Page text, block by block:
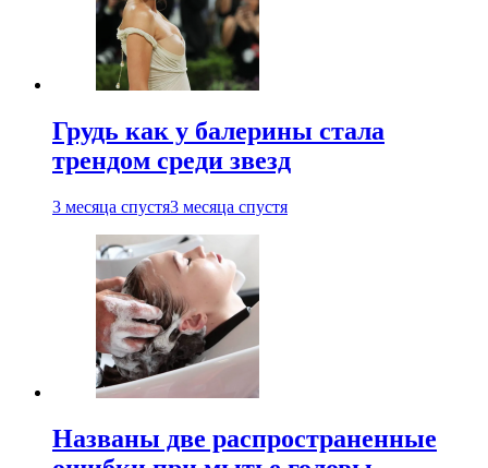
Грудь как у балерины стала
трендом среди звезд
3 месяца спустя3 месяца спустя
Названы две распространенные